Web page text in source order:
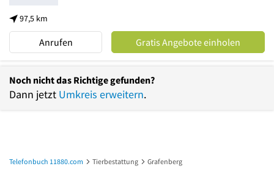
97,5 km
Anrufen Gratis Angebote einholen
Noch nicht das Richtige gefunden?
Dann jetzt Umkreis erweitern.
Telefonbuch 11880.com Tierbestattung Grafenberg